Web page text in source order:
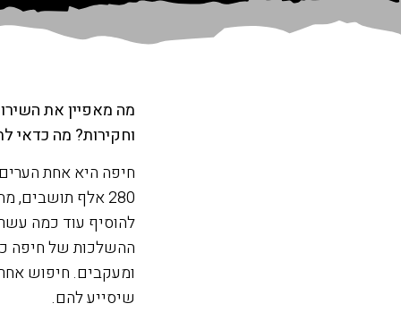
מה מאפיין את
וחקירות? מה כדאי
חיפה היא אחת
280 אלף
להוסיף עוד כמה
ההשלכות של חיפה
ומעקבים. חיפוש
שיסייע להם.